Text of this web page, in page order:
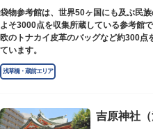
ィア団体により大切に維持・保存されて
袋物参考館は、世界50ヶ国にも及ぶ民
よそ3000点を収集所蔵している参考館
欧のトナカイ皮革のバッグなど約300点
ています。
浅草橋・蔵前エリア